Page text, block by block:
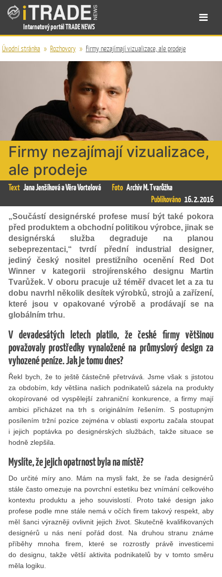
Internetový portál TRADE NEWS
Úvodní stránka » Rozhovory » Firmy nezajímají vizualizace, ale prodeje
Firmy nezajímají vizualizace,
ale prodeje
Text Jana Jenšíková a Věra Vortelová Foto Archiv M. Tvarůžka
Publikováno 16. 2. 2016
„Součástí designérské profese musí být také pokora
před produktem a obchodní politikou výrobce, jinak se
designérská služba degraduje na planou
sebeprezentaci,“ tvrdí přední industrial designer,
jediný český nositel prestižního ocenění Red Dot
Winner v kategorii strojírenského designu Martin
Tvarůžek. V oboru pracuje už téměř dvacet let a za tu
dobu navrhl několik desítek výrobků, strojů a zařízení,
které jsou v opakované výrobě a prodávají se na
globálním trhu.
V devadesátých letech platilo, že české firmy většinou
považovaly prostředky vynaložené na průmyslový design za
vyhozené peníze. Jak je tomu dnes?
Řekl bych, že to ještě částečně přetrvává. Jsme však s jistotou
za obdobím, kdy většina našich podnikatelů sázela na produkty
okopírované od vyspělejší zahraniční konkurence, a firmy mají
ambici přicházet na trh s originálním řešením. S postupným
posílením tržní pozice zejména v oblasti exportu začala stoupat
i jejich poptávka po designérských službách, takže situace se
hodně zlepšila.
Myslíte, že jejich opatrnost byla na místě?
Do určité míry ano. Mám na mysli fakt, že se řada designérů
stále často omezuje na povrchní estetiku bez vnímání celkového
kontextu produktu a jeho souvislostí. Proto také design jako
profese podle mne stále nemá v očích firem takový respekt, aby
měl šanci výrazněji ovlivnit jejich život. Skutečně kvalifikovaných
designérů u nás není pořád dost. Na druhou stranu známe
příběhy mnoha firem, které se rozrostly právě investicemi
do designu, takže větší aktivita podnikatelů by v tomto směru
měla logiku.